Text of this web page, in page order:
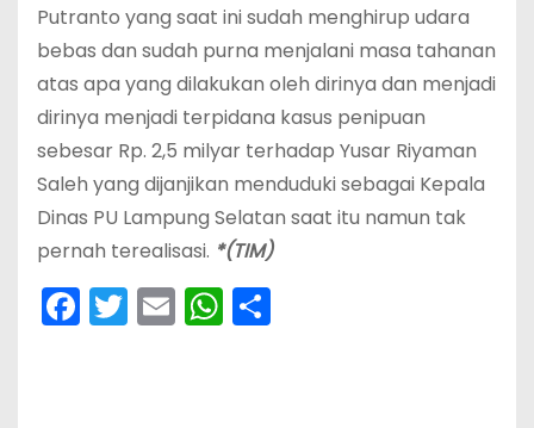
Putranto yang saat ini sudah menghirup udara
bebas dan sudah purna menjalani masa tahanan
atas apa yang dilakukan oleh dirinya dan menjadi
dirinya menjadi terpidana kasus penipuan
sebesar Rp. 2,5 milyar terhadap Yusar Riyaman
Saleh yang dijanjikan menduduki sebagai Kepala
Dinas PU Lampung Selatan saat itu namun tak
pernah terealisasi. *(TIM)
F
a
T
w
E
m
W
h